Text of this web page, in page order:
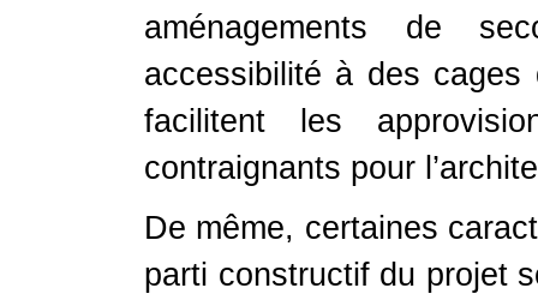
aménagements de
accessibilité à des cages
facilitent les
contraignants pour
De même, certaines
parti constructif du projet